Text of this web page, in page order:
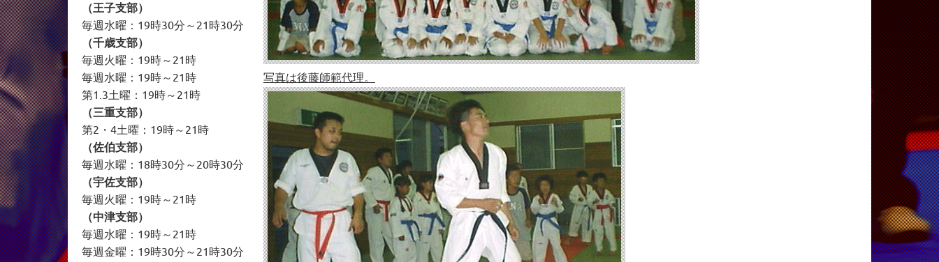
写真は後藤師範代理。
（王子支部）
毎週水曜：19時30分～21時30分
（千歳支部）
毎週火曜：19時～21時
毎週水曜：19時～21時
第1.3土曜：19時～21時
（三重支部）
第2・4土曜：19時～21時
（佐伯支部）
毎週水曜：18時30分～20時30分
（宇佐支部）
毎週火曜：19時～21時
（中津支部）
毎週水曜：19時～21時
毎週金曜：19時30分～21時30分